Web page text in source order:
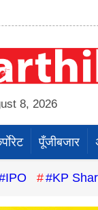
8, 2026
पूँजीबजार
#KP